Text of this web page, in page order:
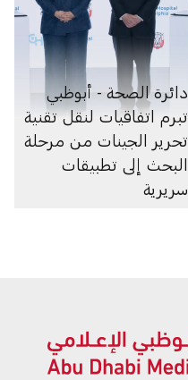
دائرة الصحة - أبوظبي
تبرم اتفاقيات لنقل تقنية
تحرير الجينات من مرحلة
البحث إلى تطبيقات
سريرية